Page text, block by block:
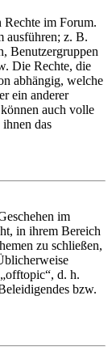
Rechte im Forum.
ausführen; z. B.
Benutzergruppen
Die Rechte, die
abhängig, welche
ein anderer
auch volle
das
im
in ihrem Bereich
zu schließen,
d. h.
bzw.